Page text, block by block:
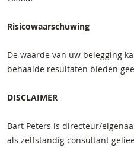
Risicowaarschuwing
De waarde van uw belegging
behaalde resultaten bieden
DISCLAIMER
Bart Peters is directeur/
als zelfstandig consultant